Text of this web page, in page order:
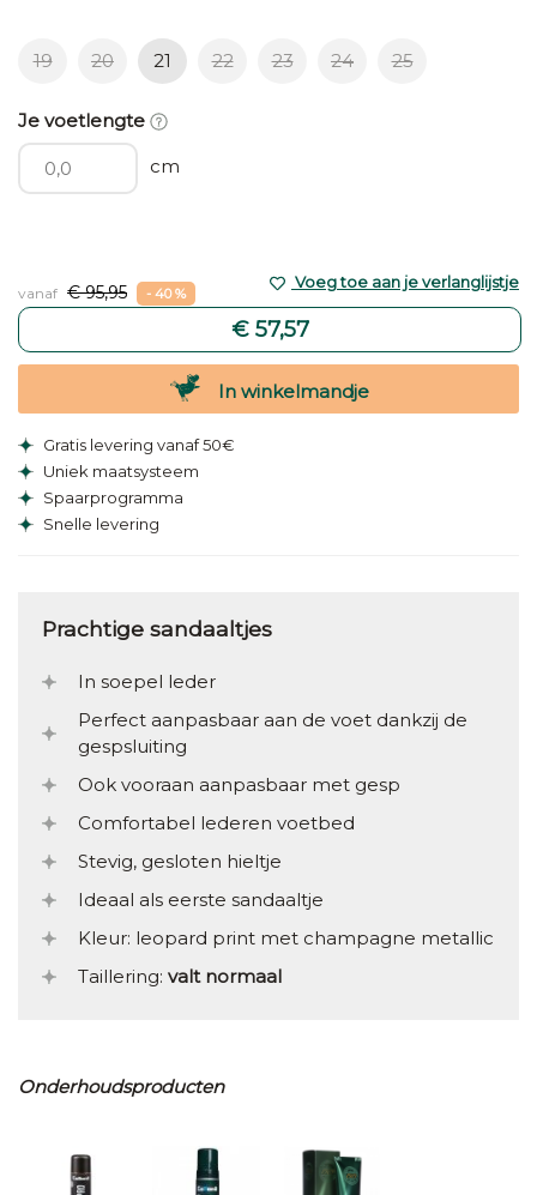
19 20 21 22 23 24 25
Je voetlengte
cm
vanaf € 95,95 - 40 %
€ 57,57
Voeg toe aan je verlanglijstje
In winkelmandje
Gratis levering vanaf 50€
Uniek maatsysteem
Spaarprogramma
Snelle levering
Prachtige sandaaltjes
In soepel leder
Perfect aanpasbaar aan de voet dankzij de
gespsluiting
Ook vooraan aanpasbaar met gesp
Comfortabel lederen voetbed
Stevig, gesloten hieltje
Ideaal als eerste sandaaltje
Kleur: leopard print met champagne metallic
Taillering: valt normaal
Onderhoudsproducten